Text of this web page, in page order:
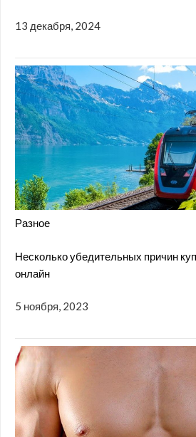
13 декабря, 2024
Разное
Несколько убедительных причин
онлайн
5 ноября, 2023